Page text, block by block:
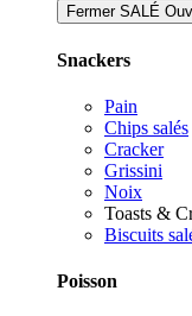
Fermer SALÉ
Snackers
Pain
Chips salés
Cracker
Grissini
Noix
Toasts &
Biscuits
Poisson